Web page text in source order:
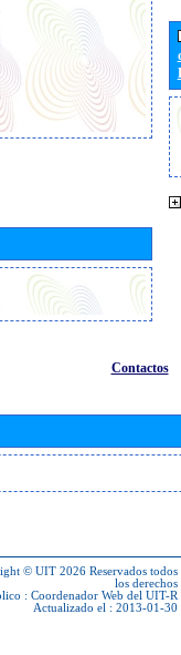
Contactos
© UIT 2026 Reservados todos
los derechos
: Coordenador Web del UIT-R
Actualizado el : 2013-01-30